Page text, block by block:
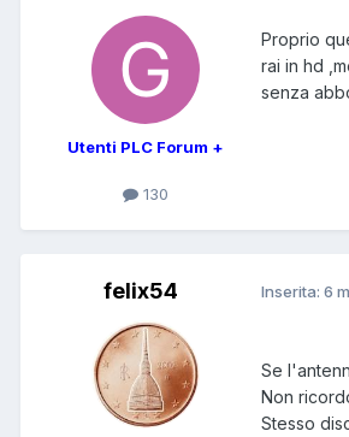
Utenti PLC Forum +
130
Proprio
rai in hd
senza
felix54 Inserita: 6
Se
Non
Stesso